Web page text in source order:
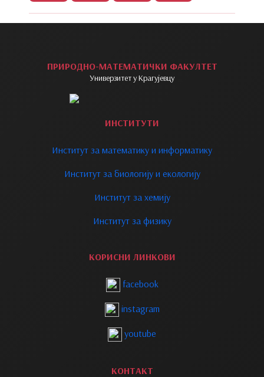
ПРИРОДНО-МАТЕМАТИЧКИ ФАКУЛТЕТ
Универзитет у Крагујевцу
ИНСТИТУТИ
Институт за математику и информатику
Институт за биологију и екологију
Институт за хемију
Институт за физику
КОРИСНИ ЛИНКОВИ
facebook
instagram
youtube
КОНТАКТ